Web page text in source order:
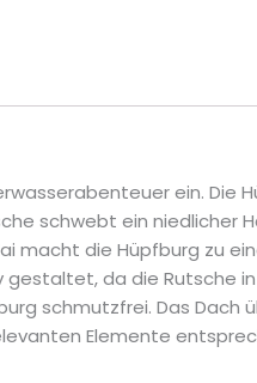
ein. Die
schwebt ein niedlicher
macht die Hüpfburg zu
gestaltet, da die Rutsche
schmutzfrei. Das Dach
Elemente